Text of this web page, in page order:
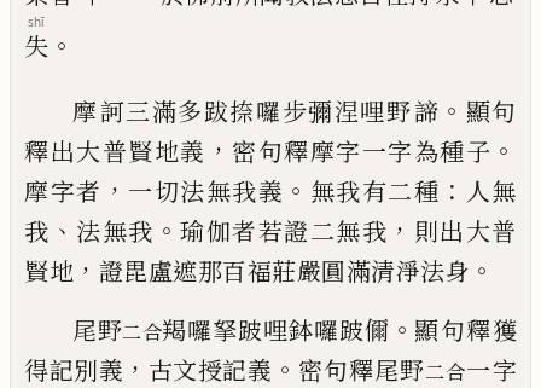
失
shī
。
摩訶三滿多跋捺囉步彌涅哩野諦 。 顯句
釋出大普賢地義 ， 密句釋摩字一字為種子 。
摩字者 ， 一切法無我義 。 無我有二種 ： 人無
我 、 法無我 。 瑜伽者若證二無我 ， 則出大普
賢地 ， 證毘盧遮那百福莊嚴圓滿清淨法身 。
尾野二合羯囉拏跛哩鉢囉跛儞 。 顯句釋獲
得記別義 ， 古文授記義 。 密句釋尾野二合一字